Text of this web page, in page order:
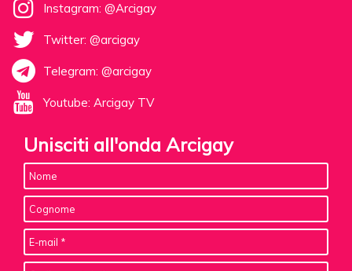
Instagram: @Arcigay
Twitter: @arcigay
Telegram: @arcigay
Youtube: Arcigay TV
Unisciti all'onda Arcigay